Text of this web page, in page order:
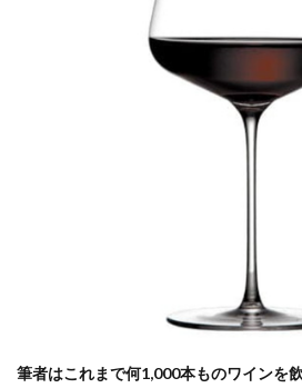
筆者はこれまで何1,000本ものワインを